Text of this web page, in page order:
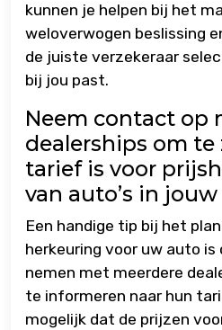
kunnen je helpen bij het
weloverwogen beslissing
de juiste verzekeraar
bij jou past.
Neem contact op
dealerships om
tarief is voor
van auto’s in
Een handige tip bij het
herkeuring voor uw auto
nemen met meerdere
te informeren naar hun
mogelijk dat de prijzen